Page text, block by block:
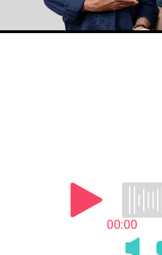
00:00